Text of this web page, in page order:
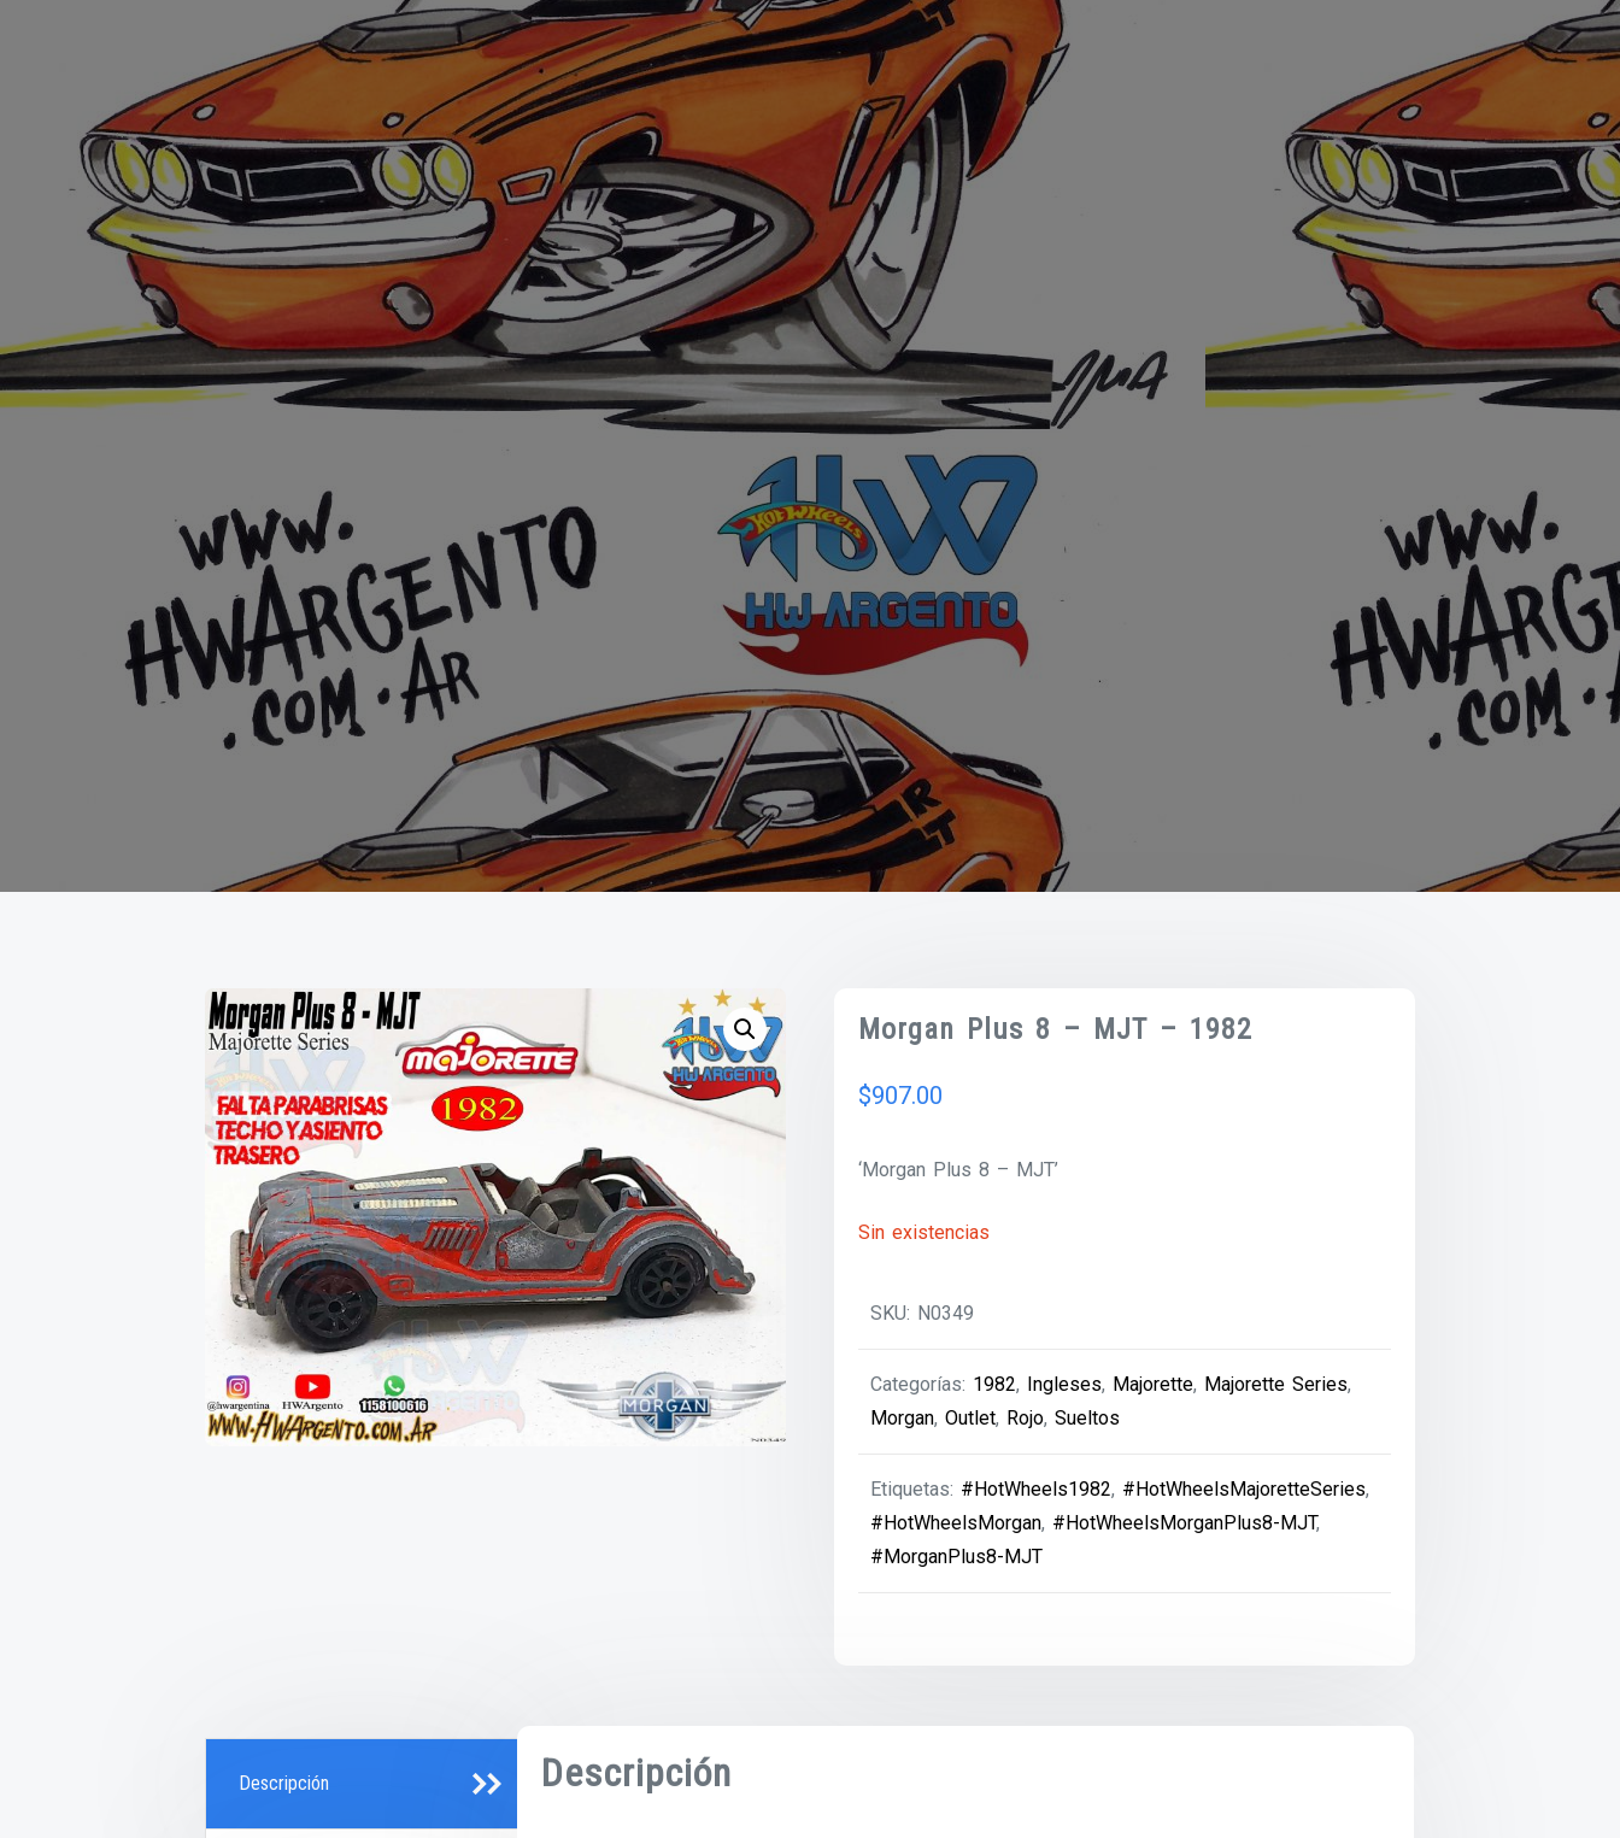
Morgan Plus 8 – MJT – 1982
$907.00
‘Morgan Plus 8 – MJT’
Sin existencias
SKU: N0349
Categorías: 1982, Ingleses, Majorette, Majorette Series,
Morgan,Outlet, Rojo,Sueltos
Etiquetas: #HotWheels1982, #HotWheelsMajoretteSeries,
#HotWheelsMorgan, #HotWheelsMorganPlus8-MJT,
#MorganPlus8-MJT
Descripción Descripción